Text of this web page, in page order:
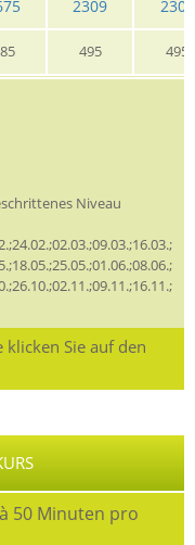
2309 2309
495 495
Niveau
klicken Sie auf den
50 Minuten pro